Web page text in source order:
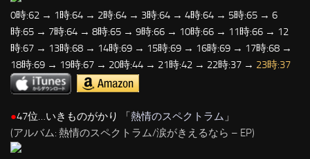
0時:62 → 1時:64 → 2時:64 → 3時:64 → 4時:64 → 5時:65 → 6
時:65 → 7時:64 → 8時:65 → 9時:66 → 10時:66 → 11時:66 → 12
時:67 → 13時:68 → 14時:69 → 15時:69 → 16時:69 → 17時:68 →
18時:69 → 19時:67 → 20時:44 → 21時:42 → 22時:37 → 23時:37
●47位…いきものがかり 「 熱情のスペクトラム 」
(アルバム: 熱情のスペクトラム/涙がきえるなら – EP)